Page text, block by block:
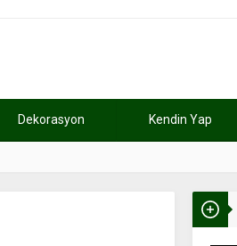
Dekorasyon Kendin Yap